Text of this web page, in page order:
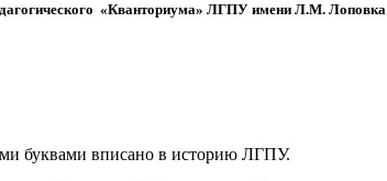
«Кванториума» ЛГПУ имени Л.М. Лоповка
буквами вписано в историю ЛГПУ.